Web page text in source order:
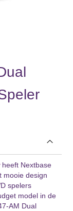
heeft Nextbase
mooie design
spelers
model in de
AM Dual